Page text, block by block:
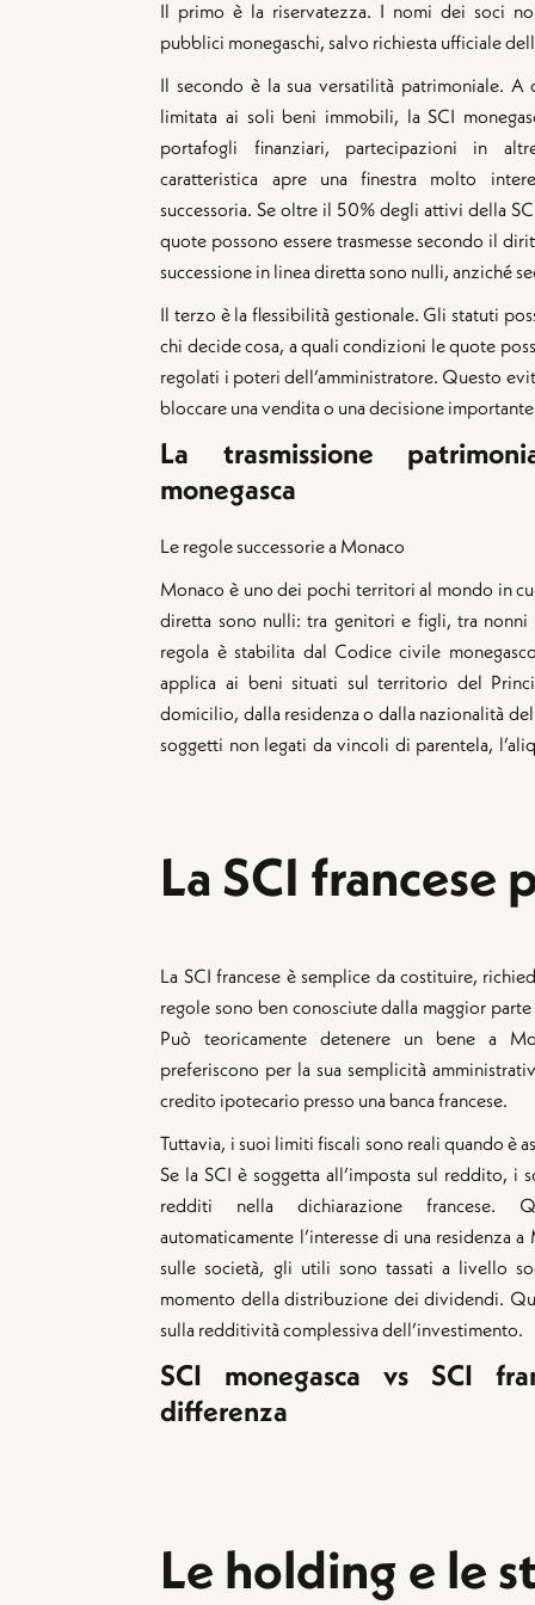
Il primo è la riservatezza. I nomi dei soci
pubblici monegaschi, salvo richiesta ufficiale
Il secondo è la sua versatilità patrimoniale. A
limitata ai soli beni immobili, la SCI
portafogli finanziari, partecipazioni in
caratteristica apre una finestra molto
successoria. Se oltre il 50% degli attivi della
quote possono essere trasmesse secondo il
successione in linea diretta sono nulli, anziché
Il terzo è la flessibilità gestionale. Gli statuti
chi decide cosa, a quali condizioni le quote
regolati i poteri dell’amministratore. Questo
bloccare una vendita o una decisione
La trasmissione
monegasca
Le regole successorie a Monaco
Monaco è uno dei pochi territori al mondo in
diretta sono nulli: tra genitori e figli, tra
regola è stabilita dal Codice civile
applica ai beni situati sul territorio del
domicilio, dalla residenza o dalla nazionalità
soggetti non legati da vincoli di parentela,
La SCI francese
La SCI francese è semplice da costituire,
regole sono ben conosciute dalla maggior
Può teoricamente detenere un bene a
preferiscono per la sua semplicità
credito ipotecario presso una banca francese.
Tuttavia, i suoi limiti fiscali sono reali quando è
Se la SCI è soggetta all’imposta sul reddito, i
redditi nella dichiarazione francese.
automaticamente l’interesse di una residenza
sulle società, gli utili sono tassati a livello
momento della distribuzione dei dividendi.
sulla redditività complessiva dell’investimento.
SCI monegasca vs SCI
differenza
Le holding e le